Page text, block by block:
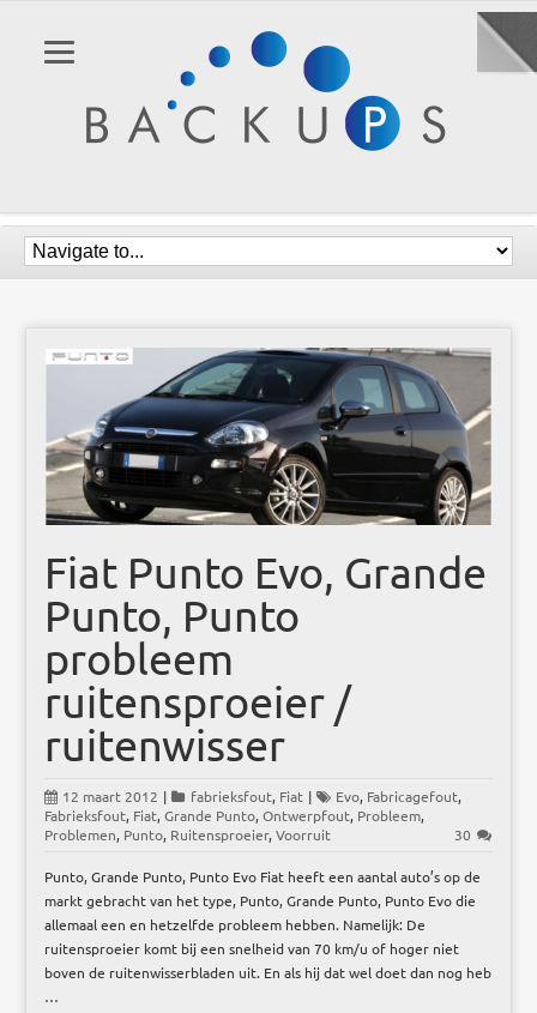
Fiat Punto Evo, Grande
Punto, Punto
probleem
ruitensproeier /
ruitenwisser
12 maart 2012 | fabrieksfout, Fiat | Evo, Fabricagefout,
Fabrieksfout, Fiat,Grande Punto,Ontwerpfout, Probleem,
Problemen, Punto, Ruitensproeier,Voorruit 30
Punto, Grande Punto, Punto Evo Fiat heeft een aantal auto’s op de
markt gebracht van het type, Punto, Grande Punto, Punto Evo die
allemaal een en hetzelfde probleem hebben. Namelijk: De
ruitensproeier komt bij een snelheid van 70 km/u of hoger niet
boven de ruitenwisserbladen uit. En als hij dat wel doet dan nog heb
…